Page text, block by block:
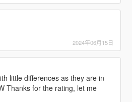
2024年06月15日
little differences as they are in
Thanks for the rating, let me